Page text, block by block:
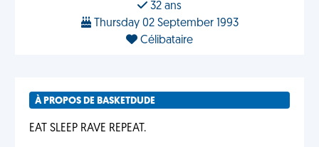
32 ans
Thursday 02 September 1993
Célibataire
À PROPOS DE BASKETDUDE
EAT SLEEP RAVE REPEAT.